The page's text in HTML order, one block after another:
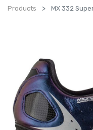
Products MX 332